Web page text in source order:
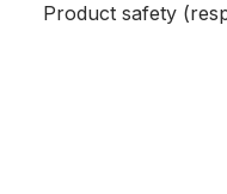
Product safety